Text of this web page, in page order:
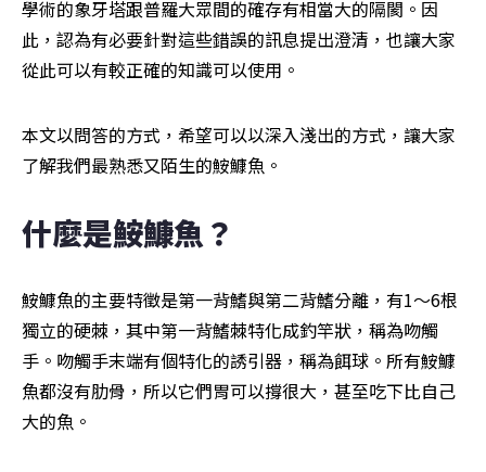
學術的象牙塔跟普羅大眾間的確存有相當大的隔閡。因
此，認為有必要針對這些錯誤的訊息提出澄清，也讓大家
從此可以有較正確的知識可以使用。
本文以問答的方式，希望可以以深入淺出的方式，讓大家
了解我們最熟悉又陌生的鮟鱇魚。
什麼是鮟鱇魚？
鮟鱇魚的主要特徵是第一背鰭與第二背鰭分離，有1～6根
獨立的硬棘，其中第一背鰭棘特化成釣竿狀，稱為吻觸
手。吻觸手末端有個特化的誘引器，稱為餌球。所有鮟鱇
魚都沒有肋骨，所以它們胃可以撐很大，甚至吃下比自己
大的魚。